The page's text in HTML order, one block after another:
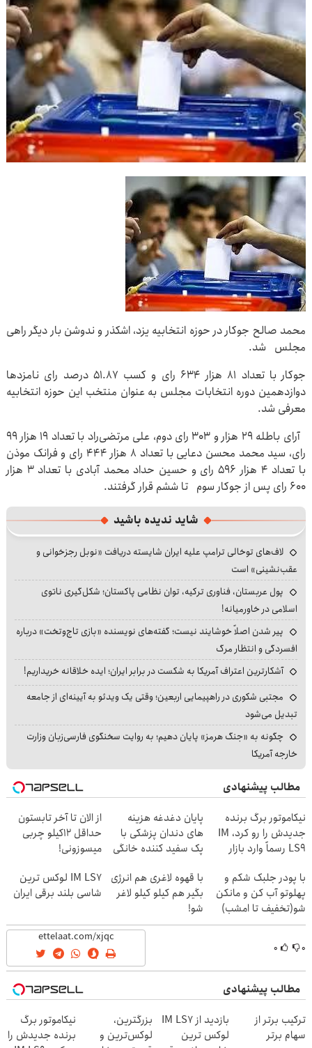
محمد صالح جوکار در حوزه انتخابیه یزد، اشکذر و ندوشن بار دیگر راهی
مجلس شد.
جوکار با تعداد ۸۱ هزار ۶۳۴ رای و کسب ۵۱.۸۷ درصد رای نامزدها
دوازدهمین دوره انتخابات مجلس به عنوان منتخب این حوزه انتخابیه
معرفی شد.
آرای باطله ۲۹ هزار و ۳۰۳ رای دوم، علی مرتضی‌راد با تعداد ۱۹ هزار ۹۹
رای، سید محمد محسن دعایی با تعداد ۸ هزار ۴۴۴ رای و فرانک موذن
با تعداد ۴ هزار ۵۹۶ رای و حسین حداد محمد آبادی با تعداد ۳ هزار
۶۰۰ رای پس از جوکار سوم تا ششم قرار گرفتند.
شاید ندیده باشید
لاف‌های توخالی ترامپ علیه ایران شایسته دریافت «نوبل رجزخوانی و
عقب‌نشینی» است
پول عربستان، فناوری ترکیه، توان نظامی پاکستان؛ شکل‌گیری ناتوی
اسلامی در خاورمیانه!
پیر شدن اصلاً خوشایند نیست؛ گفته‌های نویسنده «بازی تاج‌وتخت» درباره
افسردگی و انتظار مرگ
آشکارترین اعتراف آمریکا به شکست در برابر ایران؛ ایده خلاقانه خریداریم!
مجتبی شکوری در راهپیمایی اربعین؛ وقتی یک ویدئو به آیینه‌ای از جامعه
تبدیل می‌شود
چگونه به «جنگ هرمز» پایان دهیم؛ به روایت سخنگوی فارسی‌زبان وزارت
خارجه آمریکا
مطالب پیشنهادی
نیکاموتور برگ برنده
جدیدش را رو کرد، IM
LS9 رسماً وارد بازار
پایان دغدغه هزینه
های دندان پزشکی با
پک سفید کننده خانگی
از الان تا آخر تابستون
حداقل 12کیلو چربی
میسوزونی!
با پودر جلبک شکم و
پهلوتو آب کن و مانکن
شو(تخفیف تا امشب)
با قهوه لاغری هم انرژی
بگیر هم کیلو کیلو لاغر
شو!
IM LS7 لوکس ترین
شاسی بلند برقی ایران
۰ ۰
مطالب پیشنهادی
ترکیب برتر از
سهام برتر
بازدید از IM LS7
لوکس ترین
بزرگترین،
لوکس‌ترین و
نیکاموتور برگ
برنده جدیدش را